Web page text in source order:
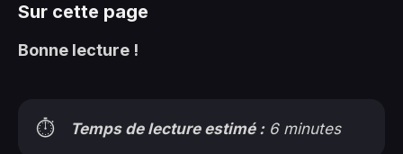
Sur cette page
Bonne lecture !
⏱️ Temps de lecture estimé : 6 minutes